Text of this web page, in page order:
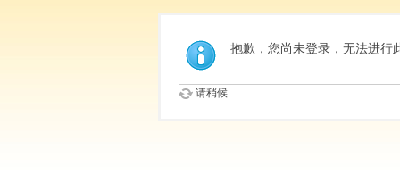
抱歉，您尚未登录，无法进行
请稍候...